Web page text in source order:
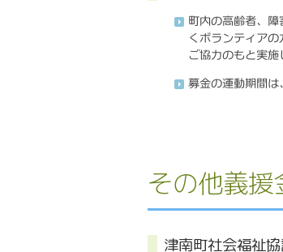
町内の高齢者、
くボランティア
ご協力のもと実施
募金の運動期間は
その他義援
津南町社会福祉